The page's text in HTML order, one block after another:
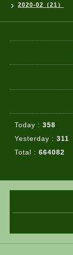
2020-02（21）
Today : 358
Yesterday : 311
Total : 664082